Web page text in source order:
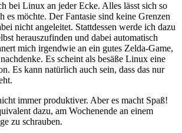
bei Linux an jeder Ecke. Alles lässt sich so
es möchte. Der Fantasie sind keine Grenzen
nicht angeleitet. Stattdessen werde ich dazu
herauszufinden und dabei automatisch
mich irgendwie an ein gutes Zelda-Game,
Es scheint als besäße Linux eine
Es kann natürlich auch sein, dass das nur
immer produktiver. Aber es macht Spaß!
dazu, am Wochenende an einem
zu schrauben.